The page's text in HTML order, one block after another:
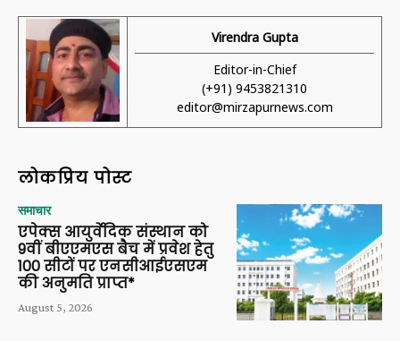
Virendra Gupta
Editor-in-Chief
(+91) 9453821310
editor@mirzapurnews.com
लोकप्रिय पोस्ट
समाचार
एपेक्स आयुर्वेदिक संस्थान को
9वीं बीएएमएस बैच में प्रवेश हेतु
100 सीटों पर एनसीआईएसएम
की अनुमति प्राप्त*
August 5, 2026